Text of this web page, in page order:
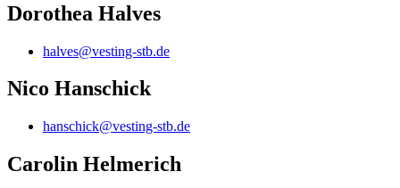
Dorothea Halves
halves@vesting-stb.de
Nico Hanschick
hanschick@vesting-stb.de
Carolin Helmerich